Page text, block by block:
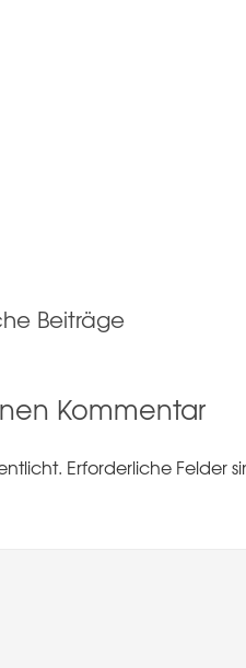
Beiträge
Kommentar
Erforderliche Felder